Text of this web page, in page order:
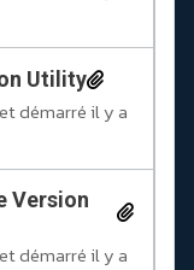
Utility
démarré il y a
Version
démarré il y a